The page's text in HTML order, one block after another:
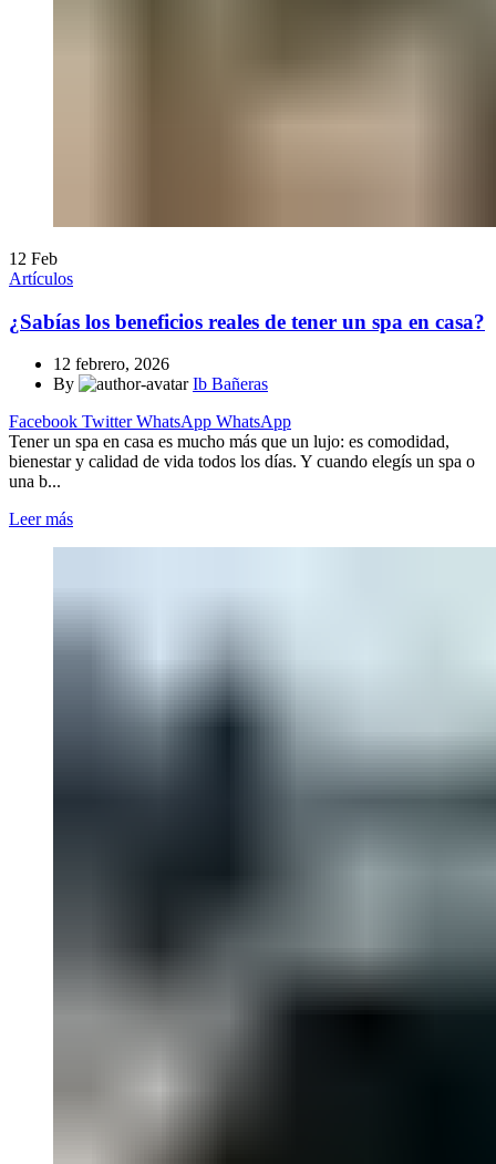
12 Feb
Artículos
¿Sabías los beneficios reales de tener un spa en casa?
12 febrero, 2026
By
Ib Bañeras
Facebook Twitter WhatsApp WhatsApp
Tener un spa en casa es mucho más que un lujo: es comodidad,
bienestar y calidad de vida todos los días. Y cuando elegís un spa o
una b...
Leer más